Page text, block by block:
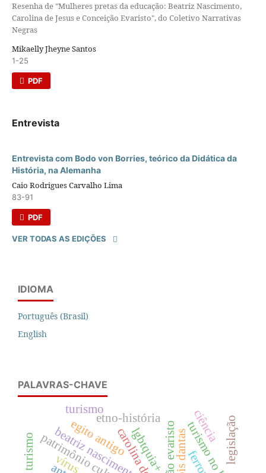
Resenha de "Mulheres pretas da educação: Beatriz Nascimento,
Carolina de Jesus e Conceição Evaristo", do Coletivo Narrativas
Negras
Mikaelly Jheyne Santos
1-25
PDF
Entrevista
Entrevista com Bodo von Borries, teórico da Didática da
História, na Alemanha
Caio Rodrigues Carvalho Lima
83-91
PDF
VER TODAS AS EDIÇÕES
IDIOMA
Português (Brasil)
English
PALAVRAS-CHAVE
beatriz nascimento
patrimônio cultural
etno-história
lgbtquia+
egito antigo
turismo
legislação
ciência
vírus